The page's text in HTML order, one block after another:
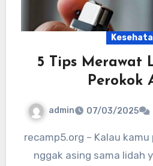
5 Tips Merawat
Perokok
admin 07/03/2025
recamp5.org – Kalau kamu perokok aktif, pasti
nggak asing sama lidah